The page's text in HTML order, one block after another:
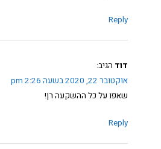
Reply
דוד הגיב:
אוקטובר 22, 2020 בשעה 2:26 pm
שאפו על כל ההשקעה רן!
Reply